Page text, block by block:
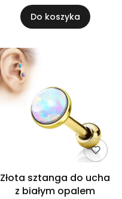
Do koszyka
Złota sztanga do ucha
z białym opalem